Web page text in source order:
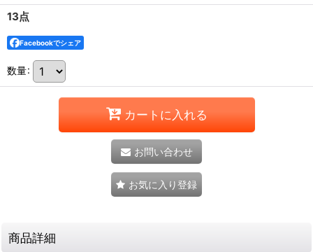
13点
Facebookでシェア
数量:
カートに入れる
お問い合わせ
お気に入り登録
商品詳細